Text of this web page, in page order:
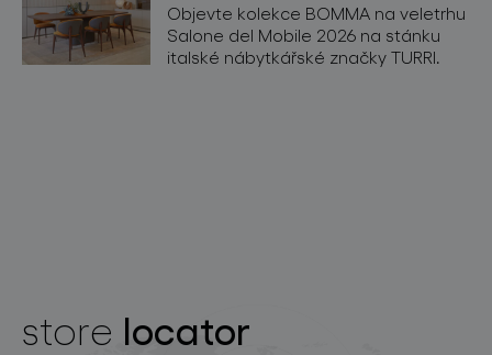
Objevte kolekce BOMMA na veletrhu
Salone del Mobile 2026 na stánku
italské nábytkářské značky TURRI.
store locator